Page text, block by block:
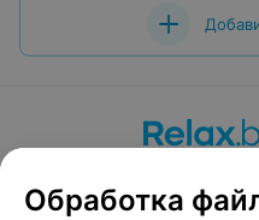
Вакансии
Публичный
Обработка